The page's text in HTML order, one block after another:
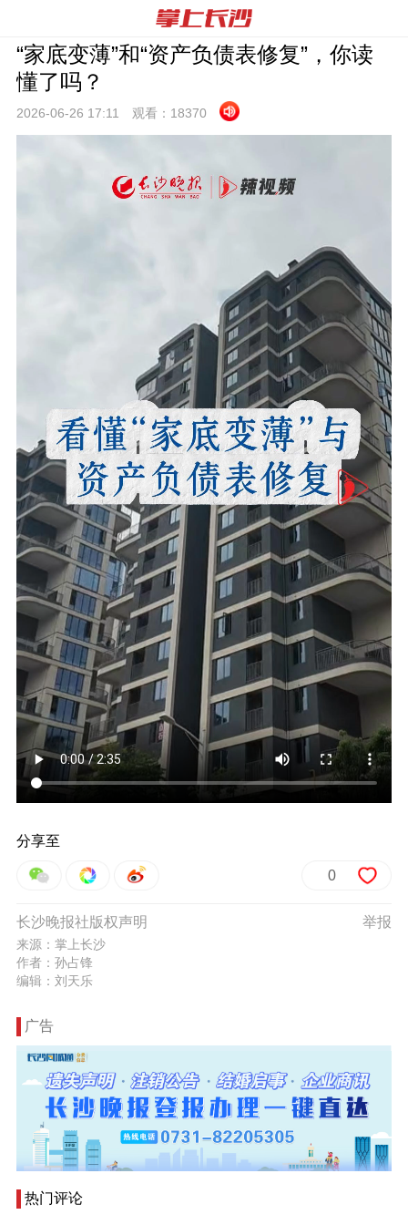
“家底变薄”和“资产负债表修复”，你读
懂了吗？
2026-06-26 17:11 观看： 18370
分享至
0
举报
长沙晚报社版权声明
来源：掌上长沙
作者：孙占锋
编辑：刘天乐
广告
热门评论